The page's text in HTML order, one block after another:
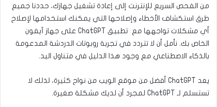
من الفحص السريع للإنترنت إلى إعادة تشغيل جهازك، حددنا جميع
طرق استكشاف الأخطاء وإصلاحها التي يمكنك استخدامها لإصلاح
أي مشكلات تواجهها مع تطبيق ChatGPT على جهاز آيفون
الخاص بك. نأمل أن لا تتردد في تجربة روبوتات الدردشة المدعومة
بالذكاء الاصطناعي مع وجود هذا الدليل في متناول اليد.
يعد ChatGPT أفضل من موقع الويب من نواح كثيرة، لذلك لا
تستسلم لـ ChatGPT لمجرد أن لديك مشكلة صغيرة.